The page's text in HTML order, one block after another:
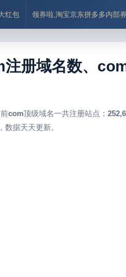
红包 领券啦,淘宝京东拼多多内部
册域名数、
com顶级域名一共注册站点：
据天天更新。